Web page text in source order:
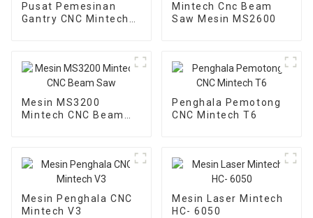
Pusat Pemesinan
Gantry CNC Mintech
Mintech Cnc Beam
Saw Mesin MS2600
Mesin MS3200
Mintech CNC Beam
Penghala Pemotong
CNC Mintech T6
Mesin Penghala CNC
Mintech V3
Mesin Laser Mintech
HC- 6050